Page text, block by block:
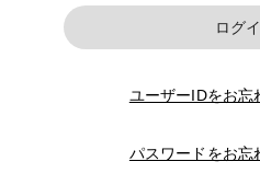
ログ
ユーザーIDをお忘
パスワードをお忘